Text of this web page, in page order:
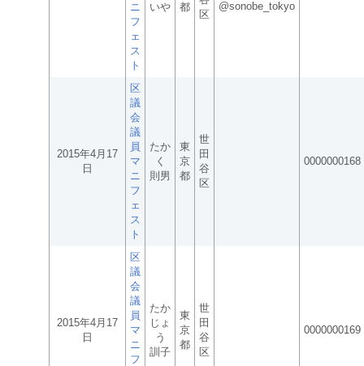
ニ
フ
ェ
ス
ト
いや 都
区
@sonobe_tokyo
2015年4月17
日
区
議
会
議
員
マ
ニ
フ
ェ
ス
ト
たか
く
則男
東
京
都
世
田
谷
区
0000000168
2015年4月17
日
区
議
会
議
員
マ
ニ
フ
たか
じょ
う
訓子
東
京
都
世
田
谷
区
0000000169